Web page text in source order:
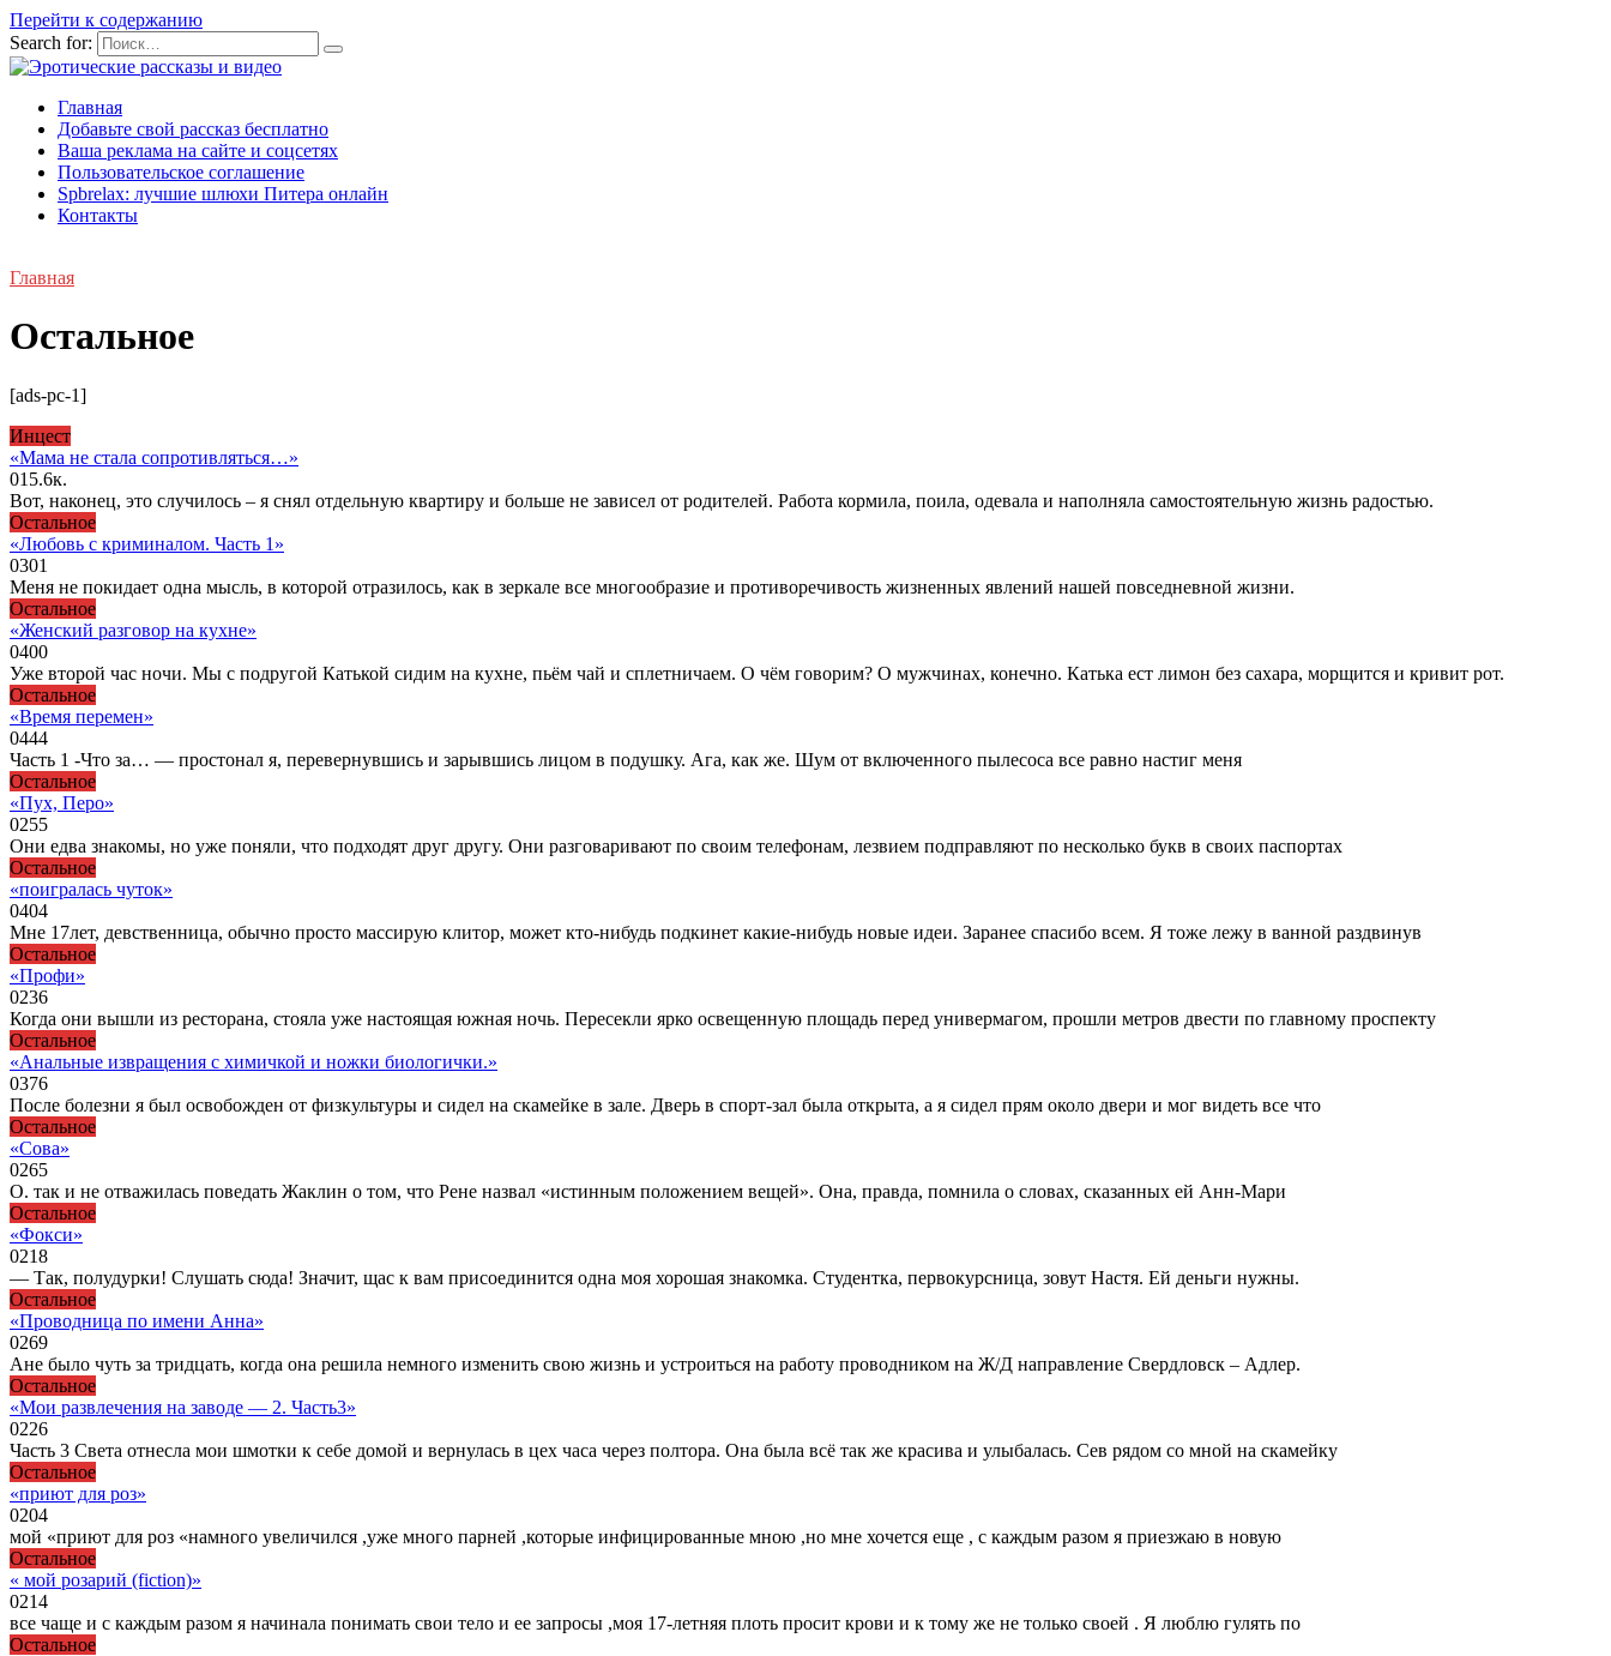
Перейти к содержанию
Search for:
Главная
Добавьте свой рассказ бесплатно
Ваша реклама на сайте и соцсетях
Пользовательское соглашение
Spbrelax: лучшие шлюхи Питера онлайн
Контакты
Главная
Остальное
[ads-pc-1]
Инцecт
«Мама не стала сопротивляться…»
015.6к.
Вот, наконец, это случилось – я снял отдельную квартиру и больше не зависел от родителей. Работа кормила, поила, одевала и наполняла самостоятельную жизнь радостью.
Остальное
«Любовь с криминалом. Часть 1»
0301
Меня не покидает одна мысль, в которой отразилось, как в зеркале все многообразие и противоречивость жизненных явлений нашей повседневной жизни.
Остальное
«Женский разговор на кухне»
0400
Уже второй час ночи. Мы с подругой Катькой сидим на кухне, пьём чай и сплетничаем. О чём говорим? О мужчинах, конечно. Катька ест лимон без сахара, морщится и кривит рот.
Остальное
«Время перемен»
0444
Часть 1 -Что за… — простонал я, перевернувшись и зарывшись лицом в подушку. Ага, как же. Шум от включенного пылесоса все равно настиг меня
Остальное
«Пух, Перо»
0255
Они едва знакомы, но уже поняли, что подходят друг другу. Они разговаривают по своим телефонам, лезвием подправляют по несколько букв в своих паспортах
Остальное
«поигралась чуток»
0404
Мне 17лет, девственница, обычно просто массирую клитор, может кто-нибудь подкинет какие-нибудь новые идеи. Заранее спасибо всем. Я тоже лежу в ванной раздвинув
Остальное
«Пpофи»
0236
Когда они вышли из ресторана, стояла уже настоящая южная ночь. Пересекли ярко освещенную площадь перед универмагом, прошли метров двести по главному проспекту
Остальное
«Анальные извращения с химичкой и ножки биологички.»
0376
После болезни я был освобожден от физкультуры и сидел на скамейке в зале. Дверь в спорт-зал была открыта, а я сидел прям около двери и мог видеть все что
Остальное
«Сова»
0265
О. так и не отважилась поведать Жаклин о том, что Рене назвал «истинным положением вещей». Она, правда, помнила о словах, сказанных ей Анн-Мари
Остальное
«Фокси»
0218
— Так, полудурки! Слушать сюда! Значит, щас к вам присоединится одна моя хорошая знакомка. Студентка, первокурсница, зовут Настя. Ей деньги нужны.
Остальное
«Проводница по имени Анна»
0269
Ане было чуть за тридцать, когда она решила немного изменить свою жизнь и устроиться на работу проводником на Ж/Д направление Свердловск – Адлер.
Остальное
«Мои развлечения на заводе — 2. Часть3»
0226
Часть 3 Света отнесла мои шмотки к себе домой и вернулась в цех часа через полтора. Она была всё так же красива и улыбалась. Сев рядом со мной на скамейку
Остальное
«приют для роз»
0204
мой «приют для роз «намного увеличился ,уже много парней ,которые инфицированные мною ,но мне хочется еще , с каждым разом я приезжаю в новую
Остальное
« мой розарий (fiction)»
0214
все чаще и с каждым разом я начинала понимать свои тело и ее запросы ,моя 17-летняя плоть просит крови и к тому же не только своей . Я люблю гулять по
Остальное